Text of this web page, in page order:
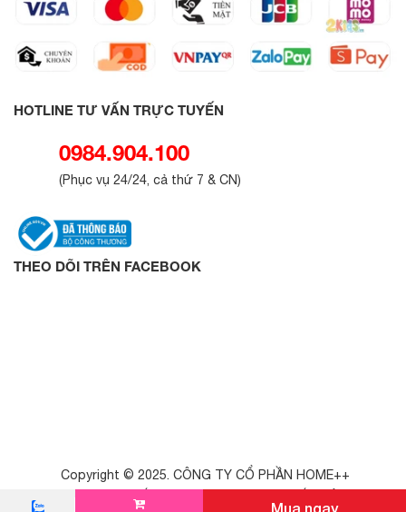
Mua ngay
HOTLINE TƯ VẤN TRỰC TUYẾN
0984.904.100
(Phục vụ 24/24, cả thứ 7 & CN)
THEO DÕI TRÊN FACEBOOK
Copyright © 2025. CÔNG TY CỔ PHẦN HOME++